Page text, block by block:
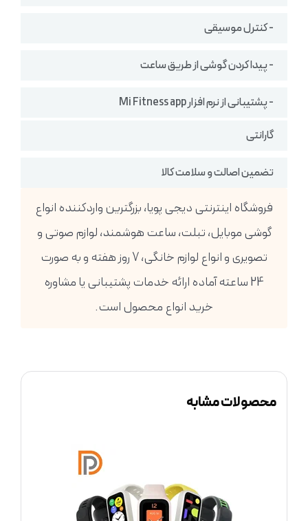
- کنترل موسیقی
- پیدا کردن گوشی از طریق ساعت
- پشتیبانی از نرم افزار Mi Fitness app
گارانتی
تضمین اصالت و سلامت کالا
فروشگاه اینترنتی دیجی پویا، بزرگترین واردکننده انواع
گوشی موبایل، تبلت، ساعت هوشمند، لوازم صوتی و
تصویری و انواع لوازم خانگی، 7 روز هفته و به صورت
24 ساعته آماده ارائه خدمات پشتیبانی یا مشاوره
خرید انواع محصول است.
محصولات مشابه